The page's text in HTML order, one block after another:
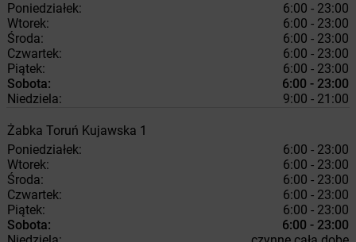
Poniedziałek:
6:00 - 23:00
Wtorek:
6:00 - 23:00
Środa:
6:00 - 23:00
Czwartek:
6:00 - 23:00
Piątek:
6:00 - 23:00
Sobota:
6:00 - 23:00
Niedziela:
9:00 - 21:00
Żabka Toruń Kujawska 1
Poniedziałek:
6:00 - 23:00
Wtorek:
6:00 - 23:00
Środa:
6:00 - 23:00
Czwartek:
6:00 - 23:00
Piątek:
6:00 - 23:00
Sobota:
6:00 - 23:00